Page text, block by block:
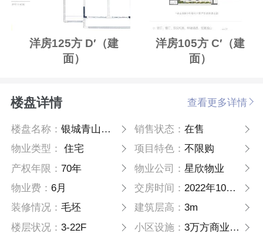
洋房125方 D′（建
面）
洋房105方 C′（建
面）
楼盘详情 查看更多详情
楼盘名称：银城青山湖畔 销售状态： 在售
物业类型：
住宅 项目特色： 不限购
产权年限：70年 物业公司： 星欣物业
物业费：6月 交房时间： 2022年10月30日
装修情况：毛坯 建筑层高： 3m
楼层状况：3-22F 小区设施： 3万方商业、幼儿园